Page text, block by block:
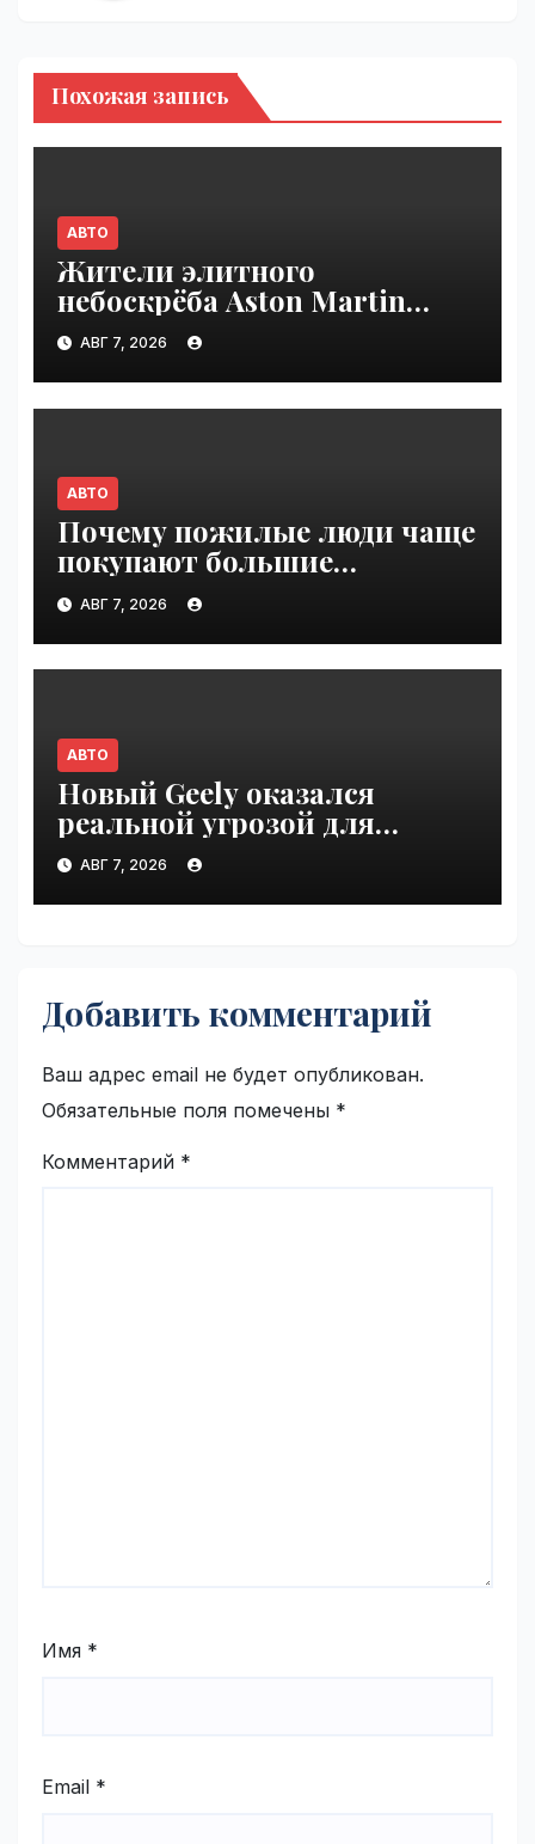
Похожая запись
АВТО
Жители элитного
небоскрёба Aston Martin
пожаловались на трещины
в стенах | VseTime.ru
АВГ 7, 2026
АВТО
Почему пожилые люди чаще
покупают большие
внедорожники, чем
молодёжь | VseTime.ru
АВГ 7, 2026
АВТО
Новый Geely оказался
реальной угрозой для
Volkswagen Polo в Германии |
VseTime.ru
АВГ 7, 2026
Добавить комментарий
Ваш адрес email не будет опубликован.
Обязательные поля помечены *
Комментарий *
Имя *
Email *